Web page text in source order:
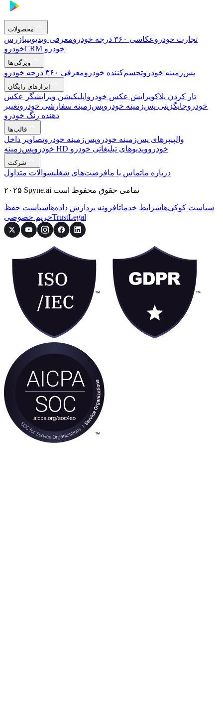
محصولات
تجارت خودروعکاسی ۳۶۰ درجه خودرو معرفی ویدیوییبازرس
خودرو
CRM خودرو
ویژگی‌ها
پس‌زمینه خودروتجسم‌کننده خودرومعرفی ۳۶۰ درجه خودرو
ابزارهای رایگان
تار کردن پلاکویرایش عکس خودرو اپلیکیشن ویرایشگر عکس
خودروجایگزینی پس‌زمینه خودروپس‌زمینه سفارشی خودروتغییر
دهنده رنگ خودرو
قالب‌ها
والپیپرهای پس‌زمینه خودروپس‌زمینه خودروتصاویر داخل
خودرو
پس‌زمینه HD خودروویدیوهای تبلیغاتی خودرو
شرکت
درباره ماتماس با مافرصت‌های شغلیسوالات متداول
۲۰۲۵ Spyne.ai تمامی حقوق محفوظ است
سیاست کوکی‌هاشرایط خدماتافزونه پردازش داده‌هاسیاست حفظ
حریم خصوصیTrustLegal